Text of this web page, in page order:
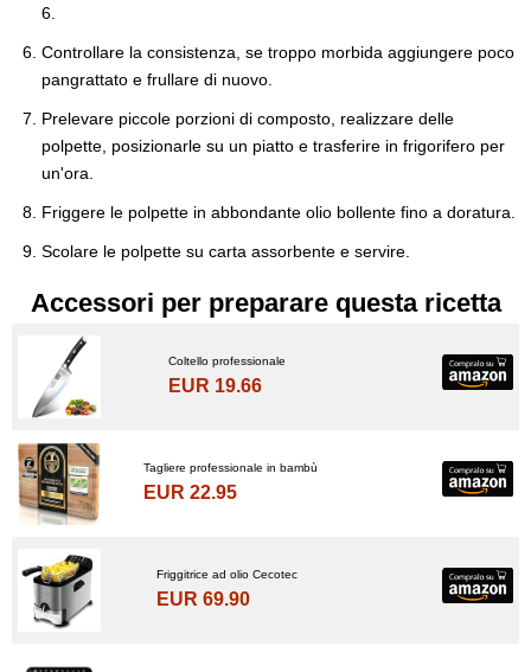
6.
Controllare la consistenza, se troppo morbida aggiungere poco
pangrattato e frullare di nuovo.
Prelevare piccole porzioni di composto, realizzare delle
polpette, posizionarle su un piatto e trasferire in frigorifero per
un'ora.
Friggere le polpette in abbondante olio bollente fino a doratura.
Scolare le polpette su carta assorbente e servire.
Accessori per preparare questa ricetta
Coltello professionale
EUR 19.66
Tagliere professionale in bambù
EUR 22.95
Friggitrice ad olio Cecotec
EUR 69.90